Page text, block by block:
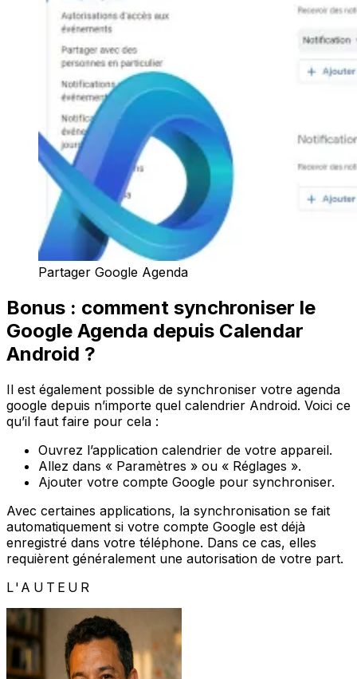
Partager Google Agenda
Bonus : comment synchroniser le
Google Agenda depuis Calendar
Android ?
Il est également possible de synchroniser votre agenda
google depuis n’importe quel calendrier Android. Voici ce
qu’il faut faire pour cela :
Ouvrez l’application calendrier de votre appareil.
Allez dans « Paramètres » ou « Réglages ».
Ajouter votre compte Google pour synchroniser.
Avec certaines applications, la synchronisation se fait
automatiquement si votre compte Google est déjà
enregistré dans votre téléphone. Dans ce cas, elles
requièrent généralement une autorisation de votre part.
L'AUTEUR